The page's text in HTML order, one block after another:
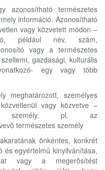
azonosítható természetes
információ. Azonosítható
vagy közvetett módon –
például név, szám,
vagy a természetes
gazdasági, kulturális
egy vagy több
meghatározott, személyes
vagy közvetve –
személy, pl. az
természetes személy
önkéntes, konkrét
és egyértelmû kinyilvánítása,
vagy a megerõsítést